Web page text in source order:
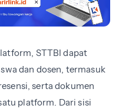
STTBI dapat
dan dosen, termasuk
serta dokumen
platform. Dari sisi